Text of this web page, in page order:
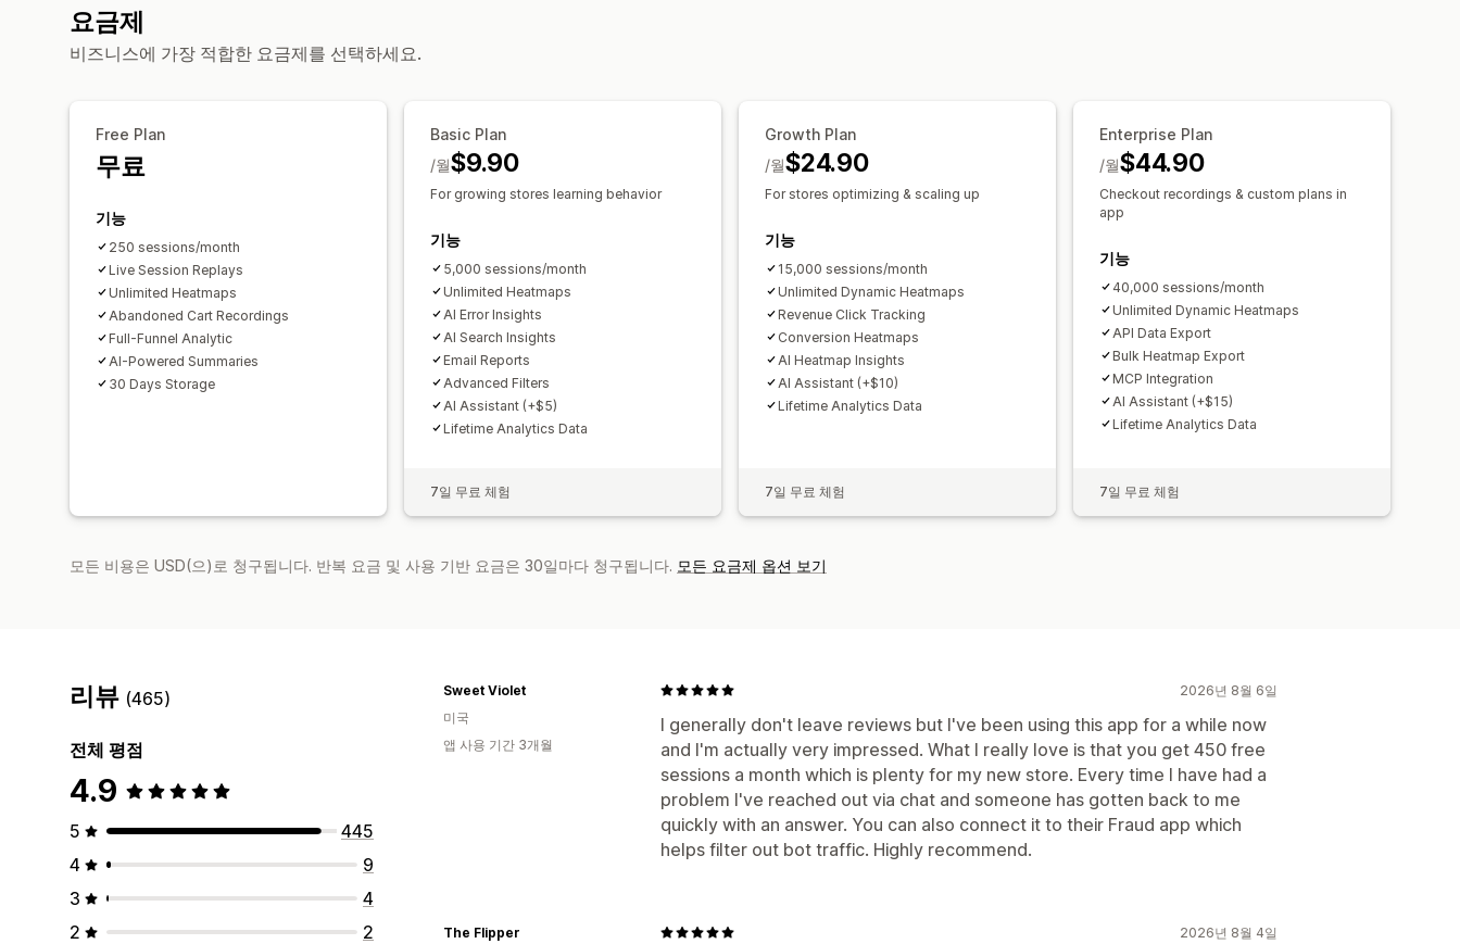
분석 대시보드 사용자 지정 대시보드 멀티스토어 보고서 벤치마킹
사용자 지정 보고서 데이터 내보내기 보고서 예약 알림
GDPR 규정 준수
요금제
비즈니스에 가장 적합한 요금제를 선택하세요.
Free Plan
무료
기능
250 sessions/month
Live Session Replays
Unlimited Heatmaps
Abandoned Cart Recordings
Full-Funnel Analytic
AI-Powered Summaries
30 Days Storage
Basic Plan
$9.90
/월
For growing stores learning behavior
기능
5,000 sessions/month
Unlimited Heatmaps
AI Error Insights
AI Search Insights
Email Reports
Advanced Filters
AI Assistant (+$5)
Lifetime Analytics Data
7일 무료 체험
Growth Plan
$24.90
/월
For stores optimizing & scaling up
기능
15,000 sessions/month
Unlimited Dynamic Heatmaps
Revenue Click Tracking
Conversion Heatmaps
AI Heatmap Insights
AI Assistant (+$10)
Lifetime Analytics Data
7일 무료 체험
Enterprise Plan
$44.90
/월
Checkout recordings & custom plans in
app
기능
40,000 sessions/month
Unlimited Dynamic Heatmaps
API Data Export
Bulk Heatmap Export
MCP Integration
AI Assistant (+$15)
Lifetime Analytics Data
7일 무료 체험
모든 비용은 USD(으)로 청구됩니다. 반복 요금 및 사용 기반 요금은 30일마다 청구됩니다. 모든 요금제 옵션 보기
리뷰 (465)
전체 평점
4.9
5
445
4
9
3
4
2
2
2026년 8월 6일
I generally don't leave reviews but I've been using this app for a while now
and I'm actually very impressed. What I really love is that you get 450 free
sessions a month which is plenty for my new store. Every time I have had a
problem I've reached out via chat and someone has gotten back to me
quickly with an answer. You can also connect it to their Fraud app which
helps filter out bot traffic. Highly recommend.
Sweet Violet
미국
앱 사용 기간 3개월
2026년 8월 4일
The Flipper